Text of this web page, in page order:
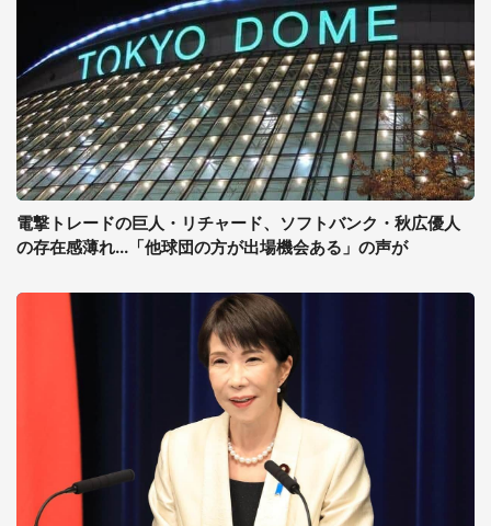
電撃トレードの巨人・リチャード、ソフトバンク・秋広優人
の存在感薄れ...「他球団の方が出場機会ある」の声が